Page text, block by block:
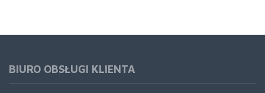
BIURO OBSŁUGI KLIENTA